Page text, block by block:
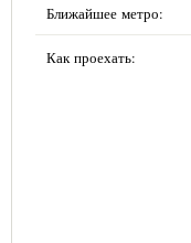
Ближайшее метро:
Как проехать: